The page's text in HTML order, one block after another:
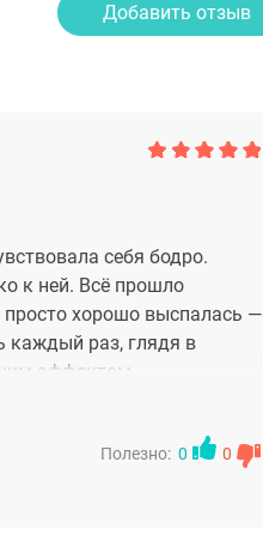
Добавить отзыв
себя бодро.
к ней. Всё прошло
просто хорошо выспалась —
каждый раз, глядя в
эффектом
Полезно: 0 0